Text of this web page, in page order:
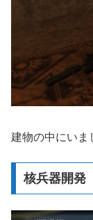
建物の中にいま
核兵器開発